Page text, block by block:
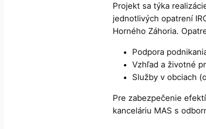
Projekt sa týka
jednotlivých opatrení
Horného Záhoria.
Podpora
Vzhľad a životné
Služby v obciach
Pre zabezpečenie
kanceláriu MAS s